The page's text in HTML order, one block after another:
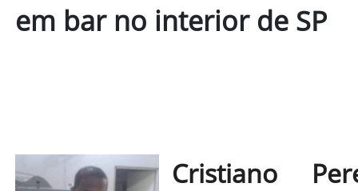
em bar no interior de SP
Cristiano